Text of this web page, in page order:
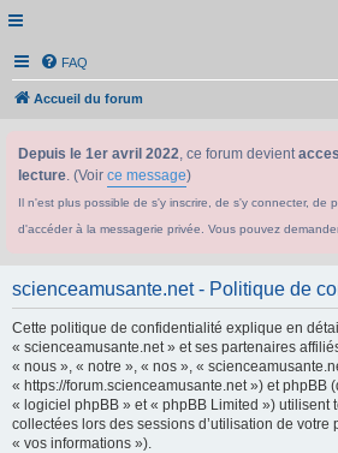
FAQ
Accueil du forum
Depuis le 1er avril 2022, ce forum devient
lecture. (Voir ce message)
Il n'est plus possible de s'y inscrire, de s'y connecter, de
d'accéder à la messagerie privée. Vous pouvez
scienceamusante.net - Politique de
Cette politique de confidentialité explique en
« scienceamusante.net » et ses partenaires
« nous », « notre », « nos », «
« https://forum.scienceamusante.net ») et phpBB
« logiciel phpBB » et « phpBB Limited ») utilisent
collectées lors des sessions d’utilisation de
« vos informations »).